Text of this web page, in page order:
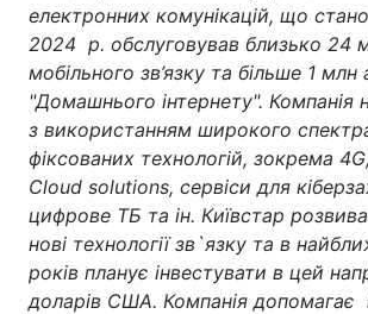
електронних комунікацій, що
2024 р. обслуговував близько 24
мобільного зв’язку та більше 1 млн
"Домашнього інтернету". Компанія
з використанням широкого
фіксованих технологій, зокрема
Cloud solutions, сервіси для
цифрове ТБ та ін. Київстар
нові технології зв `язку та в
років планує інвестувати в цей
доларів США. Компанія допомагає